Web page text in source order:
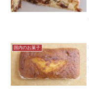
国内のお菓子